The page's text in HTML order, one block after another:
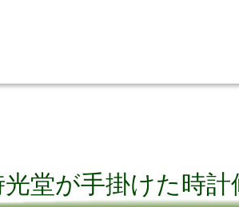
光堂が手掛けた時計